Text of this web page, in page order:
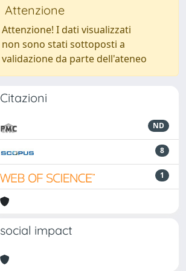
Attenzione
Attenzione! I dati visualizzati
non sono stati sottoposti a
validazione da parte dell'ateneo
Citazioni
ND
8
1
social impact